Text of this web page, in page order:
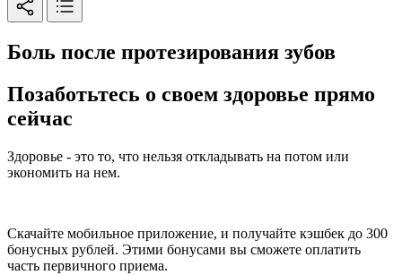
Боль после протезирования зубов
Позаботьтесь о своем здоровье прямо
сейчас
Здоровье - это то, что нельзя откладывать на потом или
экономить на нем.
Скачайте мобильное приложение, и получайте кэшбек до 300
бонусных рублей. Этими бонусами вы сможете оплатить
часть первичного приема.